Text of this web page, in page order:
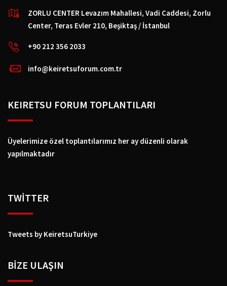
ZORLU CENTER Levazım Mahallesi, Vadi Caddesi, Zorlu
Center, Teras Evler 210, Beşiktaş / İstanbul
+90 212 356 2033
info@keiretsuforum.com.tr
KEIRETSU FORUM TOPLANTILARI
Üyelerimize özel toplantılarımız her ay düzenli olarak
yapılmaktadır
TWİTTER
Tweets by KeiretsuTurkiye
BIZE ULAŞIN